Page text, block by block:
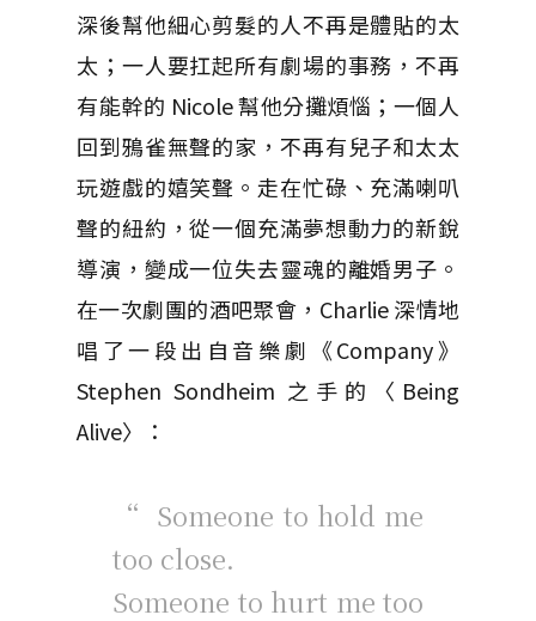
深後幫他細心剪髮的人不再是體貼的太
太；一人要扛起所有劇場的事務，不再
有能幹的 Nicole 幫他分攤煩惱；一個人
回到鴉雀無聲的家，不再有兒子和太太
玩遊戲的嬉笑聲。走在忙碌、充滿喇叭
聲的紐約，從一個充滿夢想動力的新銳
導演，變成一位失去靈魂的離婚男子。
在一次劇團的酒吧聚會，Charlie 深情地
唱了一段出自音樂劇《Company》
Stephen Sondheim 之手的〈Being
Alive〉：
“ Someone to hold me
too close.
Someone to hurt me too